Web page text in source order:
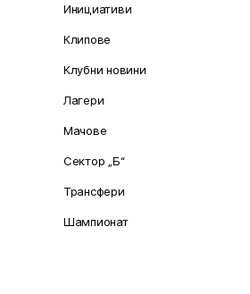
Инициативи
Клипове
Клубни новини
Лагери
Мачове
Сектор „Б“
Трансфери
Шампионат